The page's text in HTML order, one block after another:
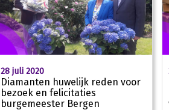
28 juli 2020
Diamanten huwelijk reden voor
bezoek en felicitaties
burgemeester Bergen